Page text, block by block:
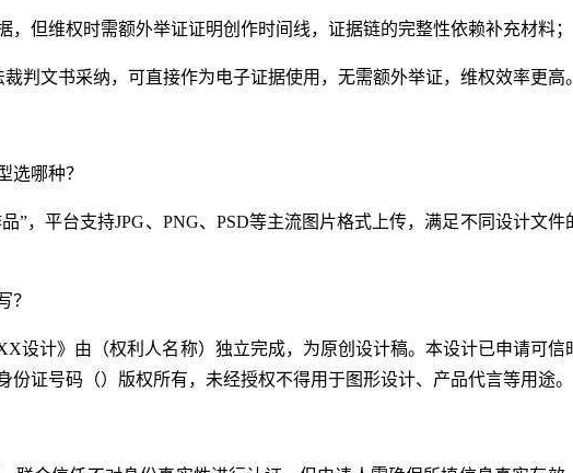
，但维权时需额外举证证明创作时间线，证据链的完整性依赖补充材料；
判文书采纳，可直接作为电子证据使用，无需额外举证，维权效率更高。
选哪种？
”，平台支持JPG、PNG、PSD等主流图片格式上传，满足不同设计文件
？
设计》由（权利人名称）独立完成，为原创设计稿。本设计已申请可信
证号码（）版权所有，未经授权不得用于图形设计、产品代言等用途。